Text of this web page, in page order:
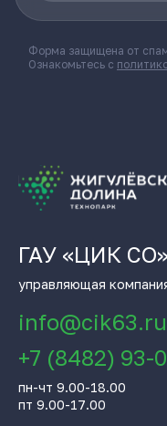
Форма защищена от
Ознакомьтесь с
ГАУ «ЦИК СО»
управляющая
info@cik63.ru
+7 (8482) 93-
пн-чт 9.00-18.00
пт 9.00-17.00